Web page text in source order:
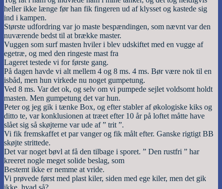
heller ikke længe før han fik fingeren ud af klysset og kastede sig
ind i kampen.
Største udfordring var jo maste bespændingen, som nævnt var den
nuværende bedst til at brække master.
Vuggen som surf masten hviler i blev udskiftet med en vugge af
egetræ, og med den ringeste mast fra
Lageret testede vi for første gang.
På dagen havde vi alt mellem 4 og 8 ms. 4 ms. Bør være nok til en
isbåd, men hun virkede nu noget gumpetung.
Ved 8 ms. Var det ok, og selv om vi pumpede sejlet voldsomt holdt
masten. Men gumpetung det var hun.
Peter og jeg gik i tænke Box, og efter stabler af økologiske kiks og
ditto te, var konklusionen at træet efter 10 år på loftet måtte have
slået sig så skøjterne var ude af ” trit ”.
Vi fik fremskaffet et par vanger og fik målt efter. Ganske rigtigt BB
skøjte strittede.
Det var noget bøvl at få den tilbage i sporet. ” Den rustfri ” har
kreeret nogle meget solide beslag, som
Bestemt ikke er nemme at vride.
Vi prøvede først med plast kiler, siden med ege kiler, men det gik